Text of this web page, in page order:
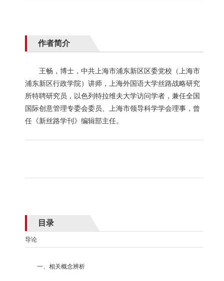
作者简介
王畅，博士，中共上海市浦东新区区委党校 （ 上海市
浦东新区行政学院 ） 讲师，上海外国语大学丝路战略研究
所特聘研究员，以色列特拉维夫大学访问学者，兼任全国
国际创意管理专委会委员、上海市领导科学学会理事，曾
任《新丝路学刊》编辑部主任。
目录
导论
一、相关概念辨析